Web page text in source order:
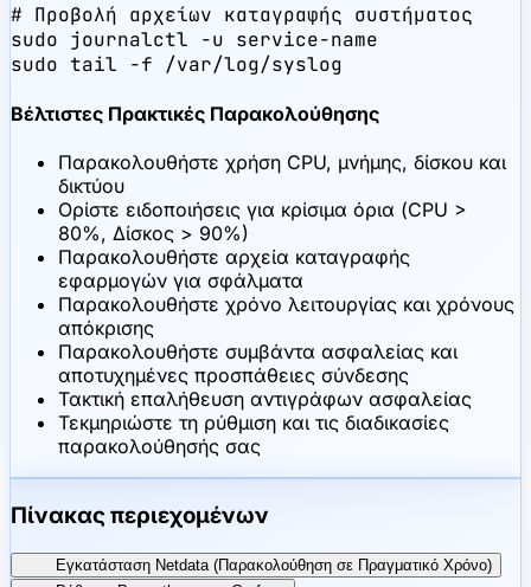
# Προβολή αρχείων καταγραφής συστήματος
sudo journalctl -u service-name
sudo tail -f /var/log/syslog
Βέλτιστες Πρακτικές Παρακολούθησης
Παρακολουθήστε χρήση CPU, μνήμης, δίσκου και
δικτύου
Ορίστε ειδοποιήσεις για κρίσιμα όρια (CPU >
80%, Δίσκος > 90%)
Παρακολουθήστε αρχεία καταγραφής
εφαρμογών για σφάλματα
Παρακολουθήστε χρόνο λειτουργίας και χρόνους
απόκρισης
Παρακολουθήστε συμβάντα ασφαλείας και
αποτυχημένες προσπάθειες σύνδεσης
Τακτική επαλήθευση αντιγράφων ασφαλείας
Τεκμηριώστε τη ρύθμιση και τις διαδικασίες
παρακολούθησής σας
Πίνακας περιεχομένων
Εγκατάσταση Netdata (Παρακολούθηση σε Πραγματικό Χρόνο)